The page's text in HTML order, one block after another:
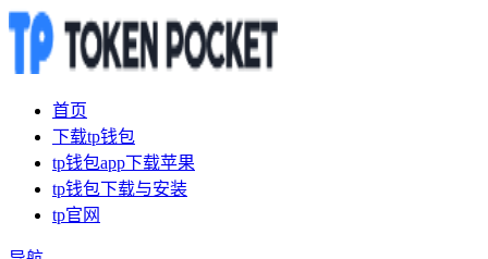
首页
下载tp钱包
tp钱包app下载苹果
tp钱包下载与安装
tp官网